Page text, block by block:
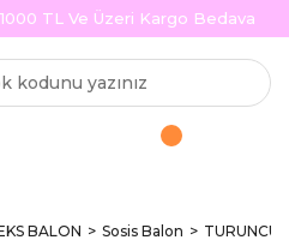
TL Ve Üzeri Kargo Bedava
BALON Sosis Balon TURUNCU